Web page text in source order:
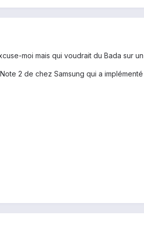
moi mais qui voudrait du Bada sur
2 de chez Samsung qui a